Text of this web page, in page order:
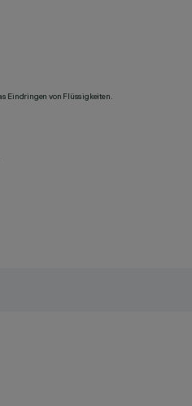
Eindringen von Flüssigkeiten.